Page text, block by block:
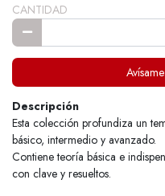
CANTIDAD
Descripción
Esta colección profundiza un
básico, intermedio y avanzado.
Contiene teoría básica e
con clave y resueltos.